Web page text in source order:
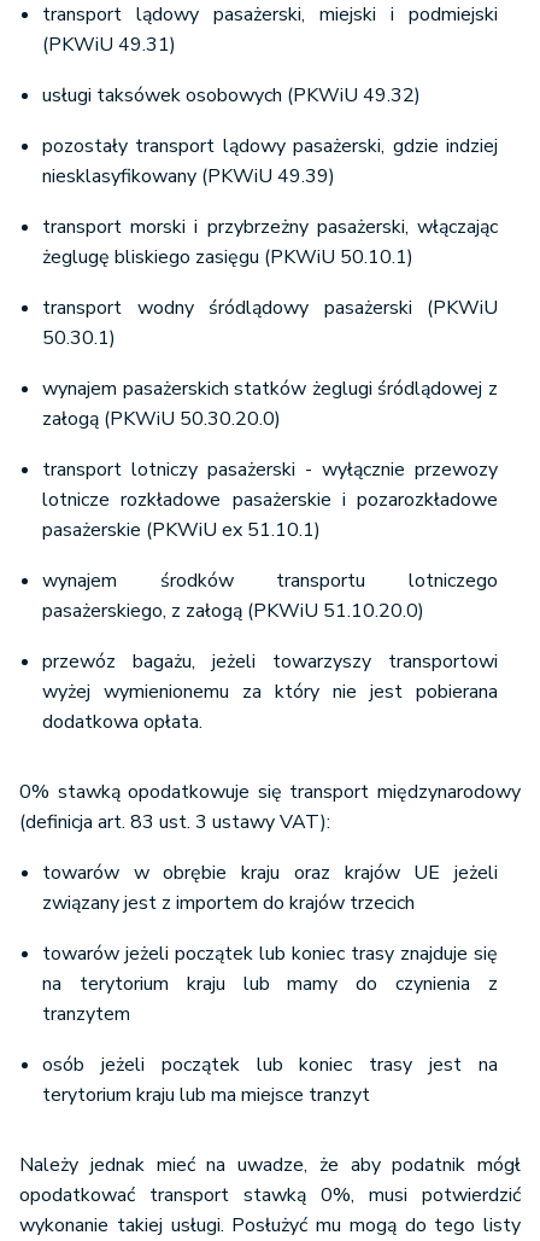
transport lądowy pasażerski, miejski i podmiejski
(PKWiU 49.31)
usługi taksówek osobowych (PKWiU 49.32)
pozostały transport lądowy pasażerski, gdzie indziej
niesklasyfikowany (PKWiU 49.39)
transport morski i przybrzeżny pasażerski, włączając
żeglugę bliskiego zasięgu (PKWiU 50.10.1)
transport wodny śródlądowy pasażerski (PKWiU
50.30.1)
wynajem pasażerskich statków żeglugi śródlądowej z
załogą (PKWiU 50.30.20.0)
transport lotniczy pasażerski - wyłącznie przewozy
lotnicze rozkładowe pasażerskie i pozarozkładowe
pasażerskie (PKWiU ex 51.10.1)
wynajem środków transportu lotniczego
pasażerskiego, z załogą (PKWiU 51.10.20.0)
przewóz bagażu, jeżeli towarzyszy transportowi
wyżej wymienionemu za który nie jest pobierana
dodatkowa opłata.
0% stawką opodatkowuje się transport międzynarodowy
(definicja art. 83 ust. 3 ustawy VAT):
towarów w obrębie kraju oraz krajów UE jeżeli
związany jest z importem do krajów trzecich
towarów jeżeli początek lub koniec trasy znajduje się
na terytorium kraju lub mamy do czynienia z
tranzytem
osób jeżeli początek lub koniec trasy jest na
terytorium kraju lub ma miejsce tranzyt
Należy jednak mieć na uwadze, że aby podatnik mógł
opodatkować transport stawką 0%, musi potwierdzić
wykonanie takiej usługi. Posłużyć mu mogą do tego listy